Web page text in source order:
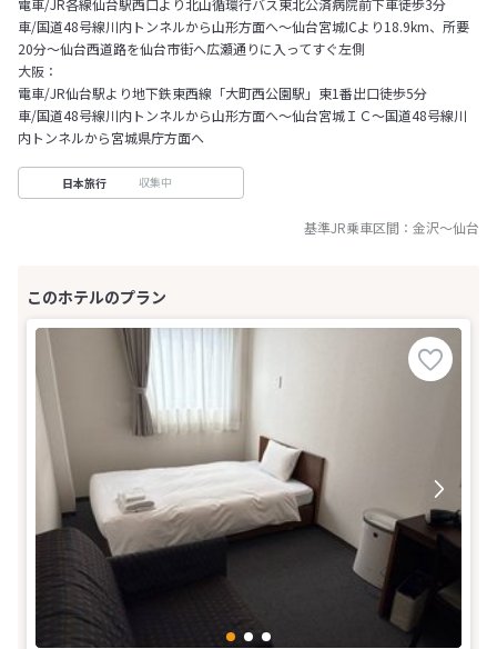
車/国道48号線川内トンネルから山形方面へ～仙台宮城ICより18.9km、所要
20分～仙台西道路を仙台市街へ広瀬通りに入ってすぐ左側
大阪：
電車/JR仙台駅より地下鉄東西線「大町西公園駅」東1番出口徒歩5分
車/国道48号線川内トンネルから山形方面へ～仙台宮城ＩＣ～国道48号線川
内トンネルから宮城県庁方面へ
日本旅行 収集中
基準JR乗車区間： 金沢～仙台